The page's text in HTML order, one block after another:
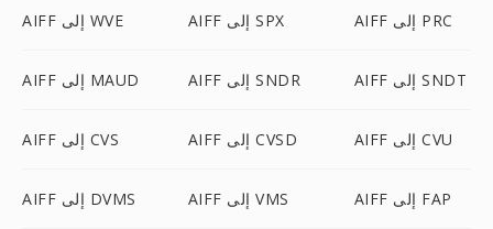
AIFF إلى WVE AIFF إلى SPX AIFF إلى PRC
AIFF إلى MAUD AIFF إلى SNDR AIFF إلى SNDT
AIFF إلى CVS AIFF إلى CVSD AIFF إلى CVU
AIFF إلى DVMS AIFF إلى VMS AIFF إلى FAP